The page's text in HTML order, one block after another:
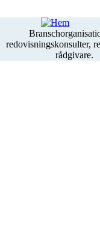
redovisningskonsulter,
rådgivare.